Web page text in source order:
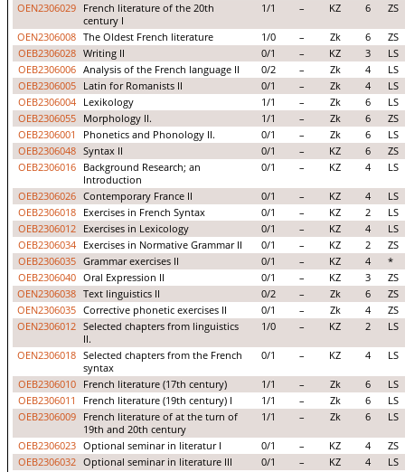
OEN2306029
French literature of the 20th
century I
1/1 – KZ 6 ZS
OEN2306008 The Oldest French literature 1/0 – Zk 6
ZS
OEB2306028
Writing II 0/1 – KZ 3
LS
OEB2306006
Analysis of the French language II 0/2 – Zk 4
LS
OEB2306005
Latin for Romanists II 0/1 – Zk 4
LS
OEB2306004
Lexikology 1/1 – Zk 6
LS
OEB2306055
Morphology II. 1/1 – Zk 6
ZS
OEB2306001
Phonetics and Phonology II. 0/1 – Zk 6
LS
OEB2306048
Syntax II 0/1 – KZ 6
ZS
OEB2306016
Background Research; an
Introduction
0/1 – KZ 4 LS
OEB2306026 Contemporary France II 0/1 – KZ 4
LS
OEB2306018
Exercises in French Syntax 0/1 – KZ 2
LS
OEB2306012
Exercises in Lexicology 0/1 – KZ 4
LS
OEB2306034
Exercises in Normative Grammar II 0/1 – KZ 2
ZS
OEB2306035
Grammar exercises II 0/1 – KZ 4
*
OEB2306040
Oral Expression II 0/1 – KZ 3
ZS
OEN2306038 Text linguistics II 0/2 – Zk 6
ZS
OEN2306035 Corrective phonetic exercises II 0/1 – Zk 4
ZS
OEN2306012 Selected chapters from linguistics
II.
1/0 – KZ 2 LS
OEN2306018 Selected chapters from the French
syntax
0/1 – KZ 4 LS
OEB2306010 French literature (17th century) 1/1 – Zk 6
LS
OEB2306011
French literature (19th century) I 1/1 – Zk 6
LS
OEB2306009
French literature of at the turn of
19th and 20th century
1/1 – Zk 6 LS
OEB2306023 Optional seminar in literatur I 0/1 – KZ 4
ZS
OEB2306032
Optional seminar in literature III 0/1 – KZ 4
LS